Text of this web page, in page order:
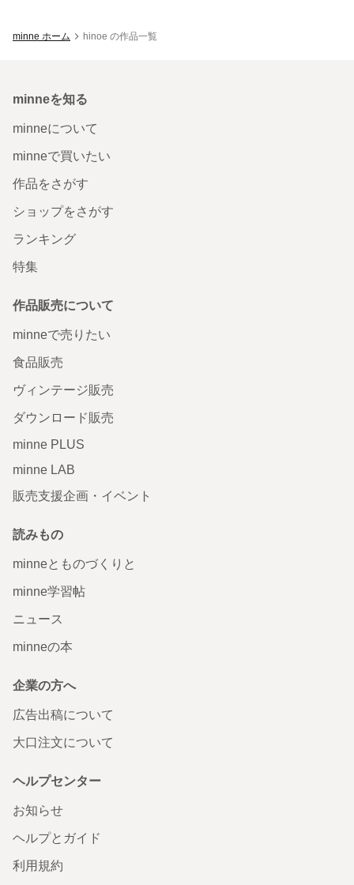
minne ホーム hinoe の作品一覧
minneを知る
minneについて
minneで買いたい
作品をさがす
ショップをさがす
ランキング
特集
作品販売について
minneで売りたい
食品販売
ヴィンテージ販売
ダウンロード販売
minne PLUS
minne LAB
販売支援企画・イベント
読みもの
minneとものづくりと
minne学習帖
ニュース
minneの本
企業の方へ
広告出稿について
大口注文について
ヘルプセンター
お知らせ
ヘルプとガイド
利用規約